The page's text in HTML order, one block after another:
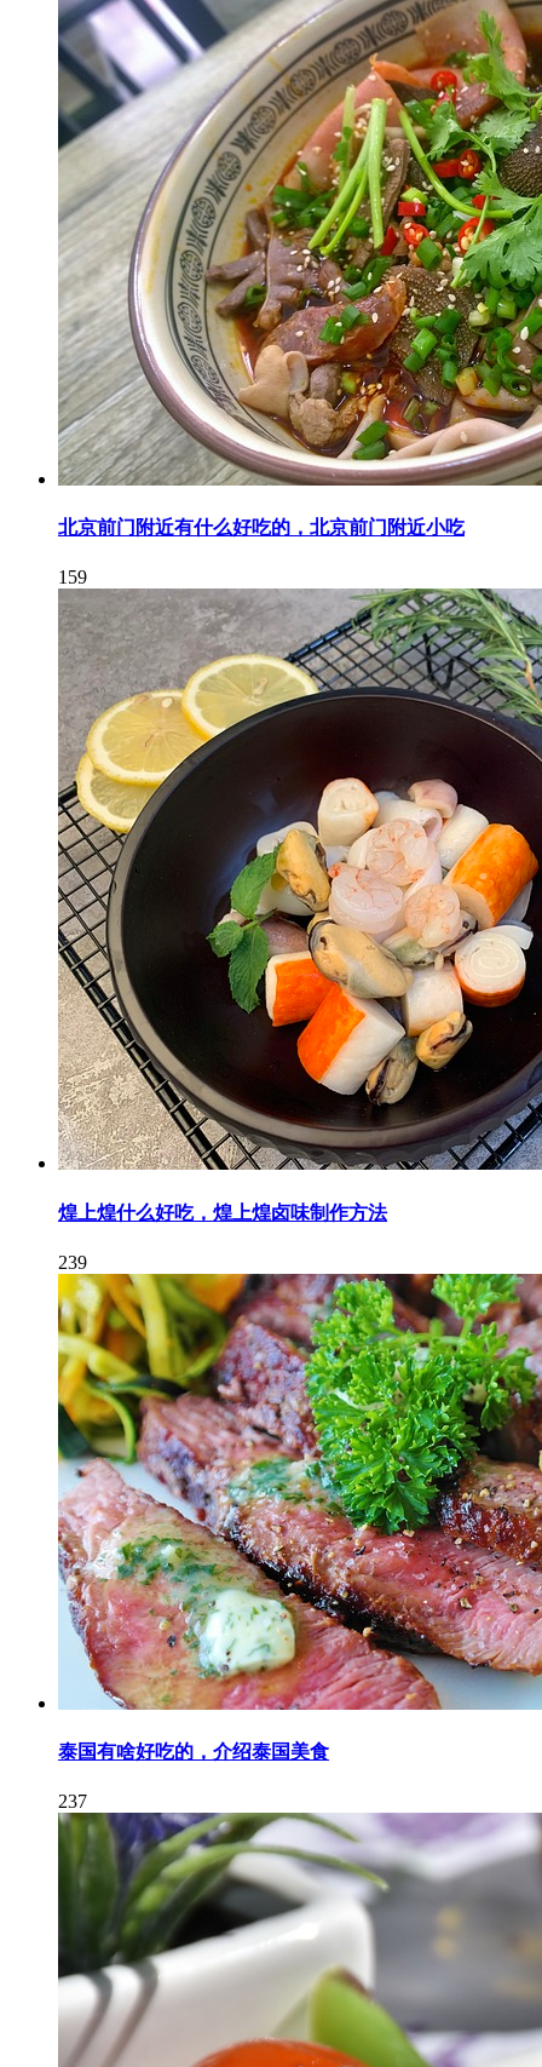
北京前门附近有什么好吃的，北京前门附近小吃
159
煌上煌什么好吃，煌上煌卤味制作方法
239
泰国有啥好吃的，介绍泰国美食
237